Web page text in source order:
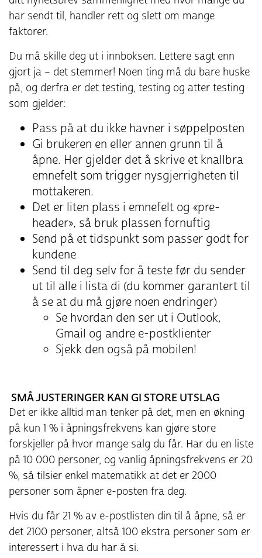
har sendt til, handler rett og slett om mange
faktorer.
Du må skille deg ut i innboksen. Lettere sagt enn
gjort ja – det stemmer! Noen ting må du bare huske
på, og derfra er det testing, testing og atter testing
som gjelder:
Pass på at du ikke havner i søppelposten
Gi brukeren en eller annen grunn til å
åpne. Her gjelder det å skrive et knallbra
emnefelt som trigger nysgjerrigheten til
mottakeren.
Det er liten plass i emnefelt og «pre-
header», så bruk plassen fornuftig
Send på et tidspunkt som passer godt for
kundene
Send til deg selv for å teste før du sender
ut til alle i lista di (du kommer garantert til
å se at du må gjøre noen endringer)
Se hvordan den ser ut i Outlook,
Gmail og andre e-postklienter
Sjekk den også på mobilen!
SMÅ JUSTERINGER KAN GI STORE UTSLAG
Det er ikke alltid man tenker på det, men en økning
på kun 1 % i åpningsfrekvens kan gjøre store
forskjeller på hvor mange salg du får. Har du en liste
på 10 000 personer, og vanlig åpningsfrekvens er 20
%, så tilsier enkel matematikk at det er 2000
personer som åpner e-posten fra deg.
Hvis du får 21 % av e-postlisten din til å åpne, så er
det 2100 personer, altså 100 ekstra personer som er
interessert i hva du har å si.